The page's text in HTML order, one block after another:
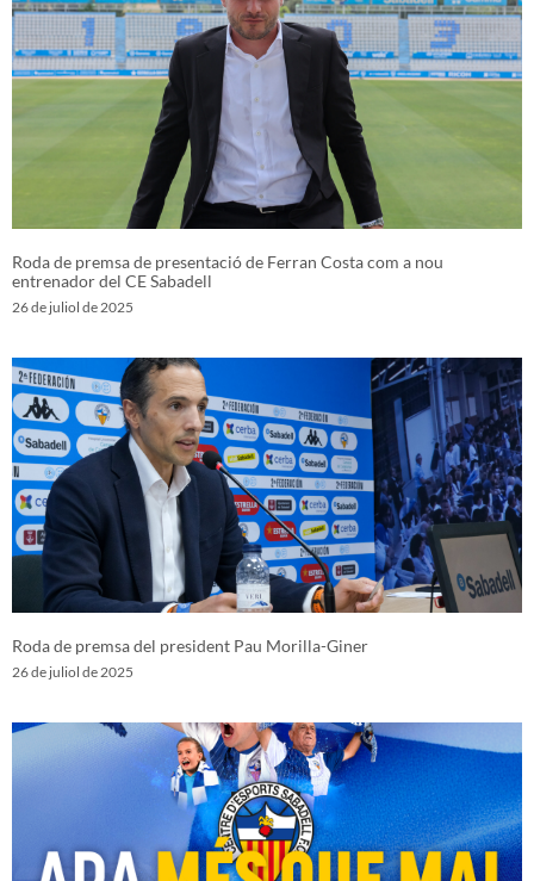
Roda de premsa de presentació de Ferran Costa com a nou
entrenador del CE Sabadell
26 de juliol de 2025
Roda de premsa del president Pau Morilla-Giner
26 de juliol de 2025